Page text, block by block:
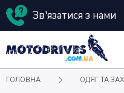
Зв'язатися з нами
ГОЛОВНА ОДЯГ ТА